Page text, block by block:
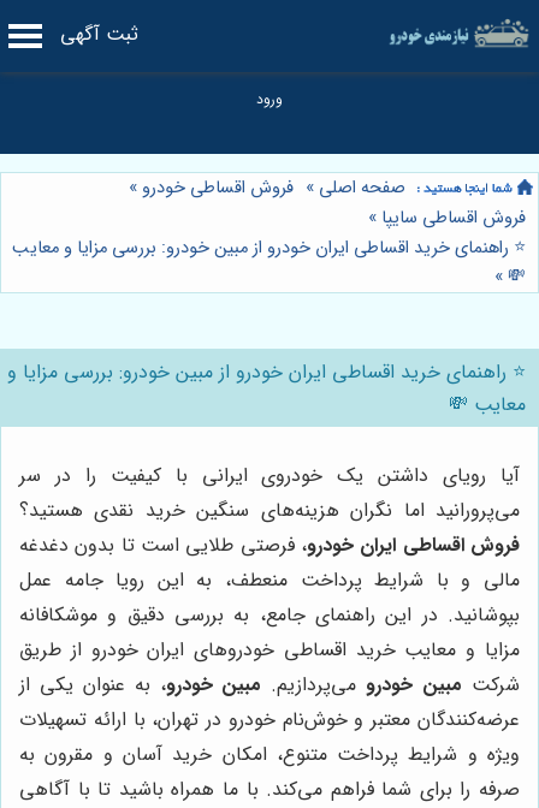
ثبت آگهی
صفحه اصلی » فروش اقساطی خودرو »
فروش اقساطی سایپا »
⭐️ راهنمای خرید اقساطی ایران خودرو از مبین خودرو: بررسی مزایا و معایب
💸
»
⭐️ راهنمای خرید اقساطی ایران خودرو از مبین خودرو: بررسی مزایا و
معایب 💸
آیا رویای داشتن یک خودروی ایرانی با کیفیت را در سر
می‌پرورانید اما نگران هزینه‌های سنگین خرید نقدی هستید؟
فروش اقساطی ایران خودرو، فرصتی طلایی است تا بدون دغدغه
مالی و با شرایط پرداخت منعطف، به این رویا جامه عمل
بپوشانید. در این راهنمای جامع، به بررسی دقیق و موشکافانه
مزایا و معایب خرید اقساطی خودروهای ایران خودرو از طریق
شرکت مبین خودرومی‌پردازیم. مبین خودرو، به عنوان یکی از
عرضه‌کنندگان معتبر و خوش‌نام خودرو در تهران، با ارائه تسهیلات
ویژه و شرایط پرداخت متنوع، امکان خرید آسان و مقرون به
صرفه را برای شما فراهم می‌کند. با ما همراه باشید تا با آگاهی